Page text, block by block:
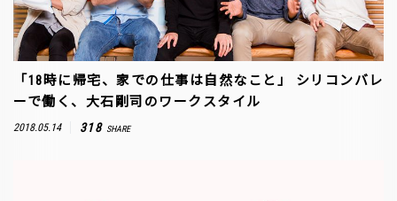
「18時に帰宅、家での仕事は自然なこと」 シリコンバレ
ーで働く、大石剛司のワークスタイル
2018.05.14 318 SHARE